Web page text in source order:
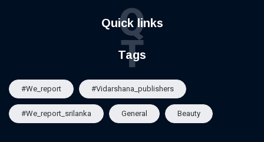
Quick links
Q
Tags
T
#we_report #vidarshana_publishers
#we_report_srilanka General Beauty